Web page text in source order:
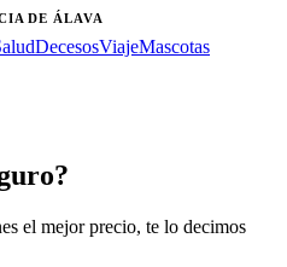
DE ÁLAVA
DecesosViajeMascotas
el mejor precio, te lo decimos